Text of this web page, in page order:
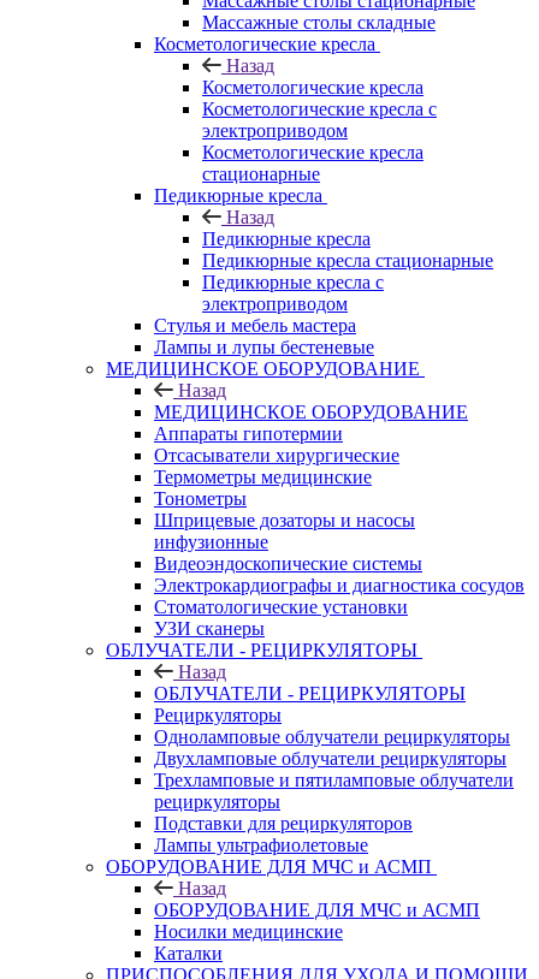
Массажные столы складные
Косметологические кресла
Назад
Косметологические кресла
Косметологические кресла с
электроприводом
Косметологические кресла
стационарные
Педикюрные кресла
Назад
Педикюрные кресла
Педикюрные кресла стационарные
Педикюрные кресла с
электроприводом
Стулья и мебель мастера
Лампы и лупы бестеневые
МЕДИЦИНСКОЕ ОБОРУДОВАНИЕ
Назад
МЕДИЦИНСКОЕ ОБОРУДОВАНИЕ
Аппараты гипотермии
Отсасыватели хирургические
Термометры медицинские
Тонометры
Шприцевые дозаторы и насосы
инфузионные
Видеоэндоскопические системы
Электрокардиографы и диагностика сосудов
Стоматологические установки
УЗИ сканеры
ОБЛУЧАТЕЛИ - РЕЦИРКУЛЯТОРЫ
Назад
ОБЛУЧАТЕЛИ - РЕЦИРКУЛЯТОРЫ
Рециркуляторы
Одноламповые облучатели рециркуляторы
Двухламповые облучатели рециркуляторы
Трехламповые и пятиламповые облучатели
рециркуляторы
Подставки для рециркуляторов
Лампы ультрафиолетовые
ОБОРУДОВАНИЕ ДЛЯ МЧС и АСМП
Назад
ОБОРУДОВАНИЕ ДЛЯ МЧС и АСМП
Носилки медицинские
Каталки
ПРИСПОСОБЛЕНИЯ ДЛЯ УХОДА И ПОМОЩИ